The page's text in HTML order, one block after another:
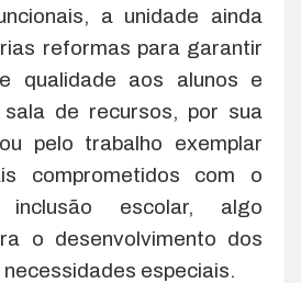
a unidade ainda
reformas para garantir
qualidade aos alunos e
sala de recursos, por sua
pelo trabalho exemplar
comprometidos com o
escolar, algo
o desenvolvimento dos
especiais.